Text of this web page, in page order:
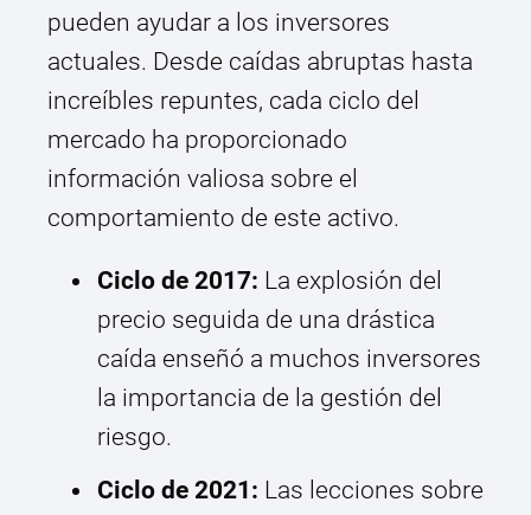
pueden ayudar a los inversores
actuales. Desde caídas abruptas hasta
increíbles repuntes, cada ciclo del
mercado ha proporcionado
información valiosa sobre el
comportamiento de este activo.
Ciclo de 2017: La explosión del
precio seguida de una drástica
caída enseñó a muchos inversores
la importancia de la gestión del
riesgo.
Ciclo de 2021: Las lecciones sobre